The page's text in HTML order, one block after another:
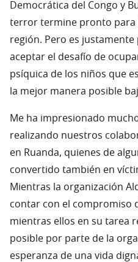
Democrática del Congo y
terror termine pronto para
región. Pero es
aceptar el desafío de
psíquica de los niños que
la mejor manera posible
Me ha impresionado
realizando nuestros
en Ruanda, quienes de
convertido también en
Mientras la organización
contar con el compromiso
mientras ellos en su tarea
posible por parte de la
esperanza de una vida